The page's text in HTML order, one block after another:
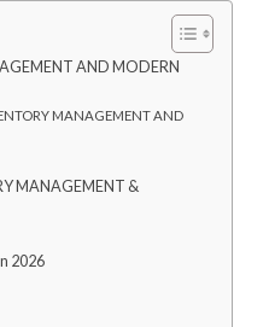
AND MODERN
MANAGEMENT AND
MANAGEMENT &
2026